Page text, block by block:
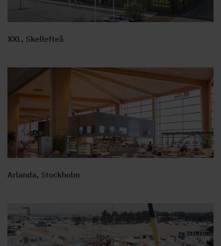
XXL, Skellefteå
Arlanda, Stockholm